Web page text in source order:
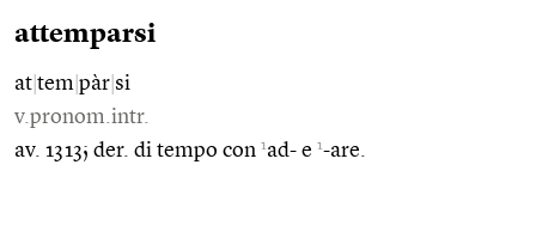
attemparsi
at tem pàr si
v.pronom.intr.
av. 1313; der. di tempo con 1ad- e 1-are.